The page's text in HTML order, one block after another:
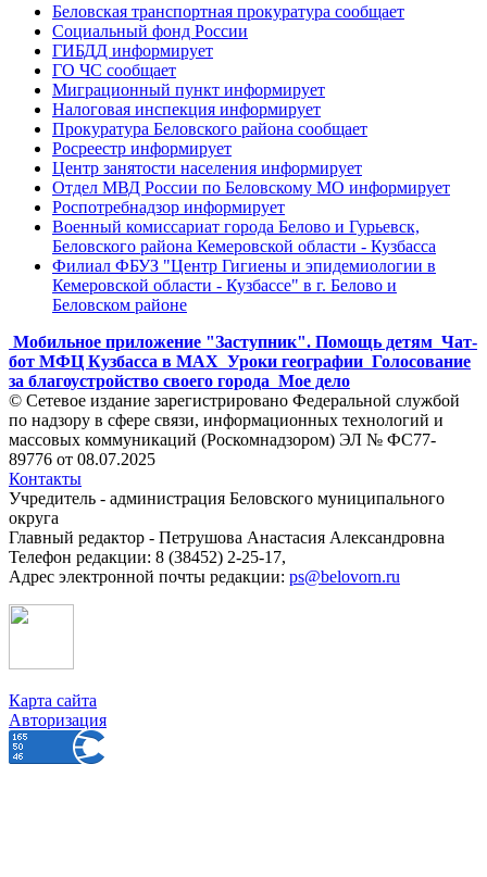
Беловская транспортная прокуратура сообщает
Социальный фонд России
ГИБДД информирует
ГО ЧС сообщает
Миграционный пункт информирует
Налоговая инспекция информирует
Прокуратура Беловского района сообщает
Росреестр информирует
Центр занятости населения информирует
Отдел МВД России по Беловскому МО информирует
Роспотребнадзор информирует
Военный комиссариат города Белово и Гурьевск,
Беловского района Кемеровской области - Кузбасса
Филиал ФБУЗ "Центр Гигиены и эпидемиологии в
Кемеровской области - Кузбассе" в г. Белово и
Беловском районе
Мобильное приложение "Заступник". Помощь детям Чат-
бот МФЦ Кузбасса в MAX Уроки географии Голосование
за благоустройство своего города Мое дело
© Сетевое издание зарегистрировано Федеральной службой
по надзору в сфере связи, информационных технологий и
массовых коммуникаций (Роскомнадзором) ЭЛ № ФС77-
89776 от 08.07.2025
Контакты
Учредитель - администрация Беловского муниципального
округа
Главный редактор - Петрушова Анастасия Александровна
Телефон редакции: 8 (38452) 2-25-17,
Адрес электронной почты редакции: ps@belovorn.ru
Карта сайта
Авторизация